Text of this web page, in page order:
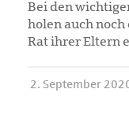
Bei den
holen auch
Rat ihrer Eltern
2. September